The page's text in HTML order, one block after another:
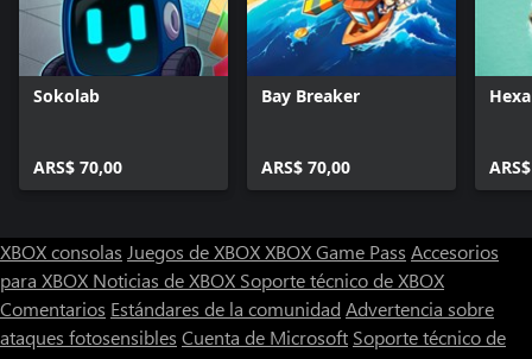
Sokolab
ARS$ 70,00
Bay Breaker
ARS$ 70,00
XBOX consolas Juegos de XBOXXBOX Game Pass Accesorios
para XBOX Noticias de XBOX Soporte técnico de XBOX
Comentarios Estándares de la comunidad Advertencia sobre
ataques fotosensibles Cuenta de Microsoft Soporte técnico de